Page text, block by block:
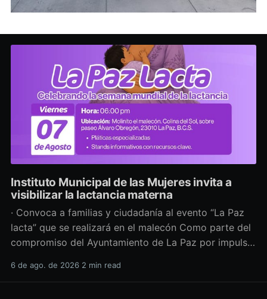
Instituto Municipal de las Mujeres invita a
visibilizar la lactancia materna
· Convoca a familias y ciudadanía al evento “La Paz
lacta” que se realizará en el malecón Como parte del
compromiso del Ayuntamiento de La Paz por impulsar
salud y los derechos de las mujeres, así como generar
6 de ago. de 2026 2 min read